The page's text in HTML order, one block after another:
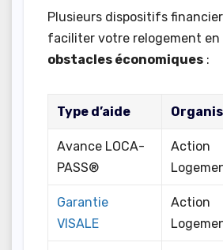
Plusieurs dispositifs
faciliter votre relogement en
obstacles économiques :
Type d’aide
Avance LOCA-
PASS®
Action
Garantie
VISALE
Action